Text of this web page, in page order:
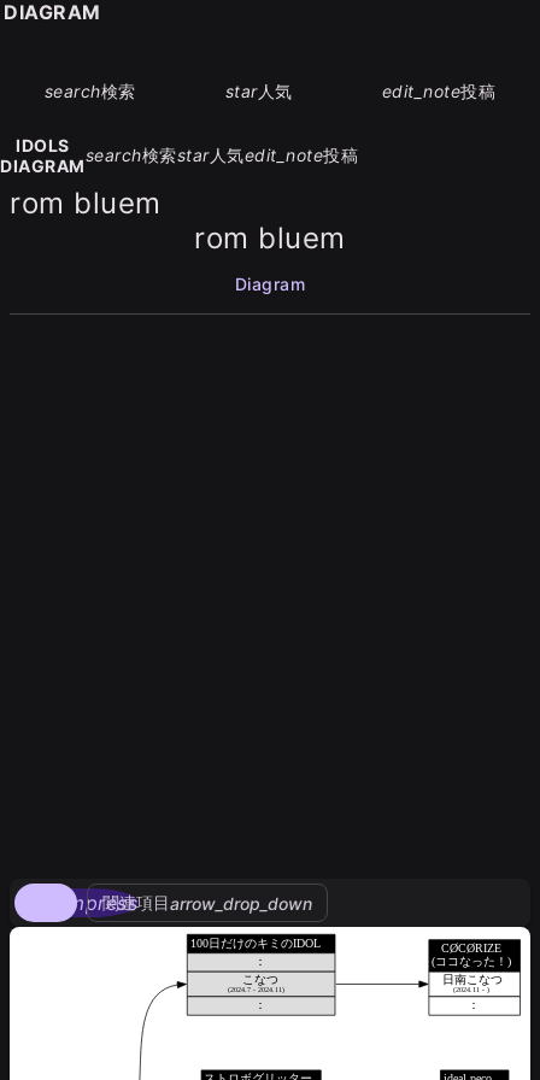
search検索 star人気 edit_note投稿
IDOLS
DIAGRAM
search検索star人気edit_note投稿
rom bluem
rom bluem
Diagram
compress
関連項目arrow_drop_down